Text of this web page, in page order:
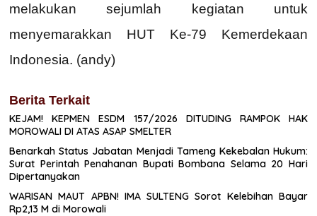
melakukan sejumlah kegiatan untuk
menyemarakkan HUT Ke-79 Kemerdekaan
Indonesia. (andy)
Berita Terkait
KEJAM! KEPMEN ESDM 157/2026 DITUDING RAMPOK HAK
MOROWALI DI ATAS ASAP SMELTER
Benarkah Status Jabatan Menjadi Tameng Kekebalan Hukum:
Surat Perintah Penahanan Bupati Bombana Selama 20 Hari
Dipertanyakan
WARISAN MAUT APBN! IMA SULTENG Sorot Kelebihan Bayar
Rp2,13 M di Morowali